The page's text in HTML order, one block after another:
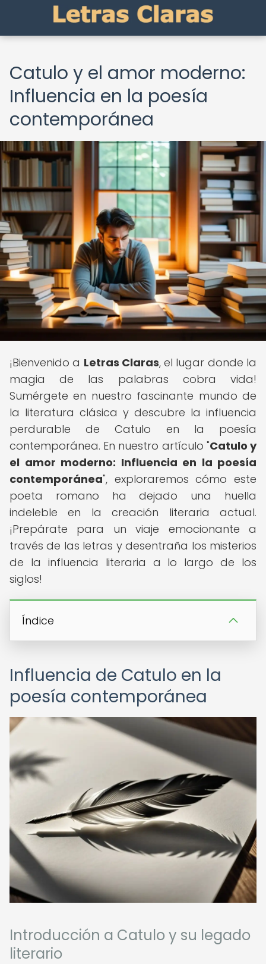
Catulo y el amor moderno:
Influencia en la poesía
contemporánea
¡Bienvenido a Letras Claras, el lugar donde la
magia de las palabras cobra vida!
Sumérgete en nuestro fascinante mundo de
la literatura clásica y descubre la influencia
perdurable de Catulo en la poesía
contemporánea. En nuestro artículo "Catulo y
el amor moderno: Influencia en la poesía
contemporánea", exploraremos cómo este
poeta romano ha dejado una huella
indeleble en la creación literaria actual.
¡Prepárate para un viaje emocionante a
través de las letras y desentraña los misterios
de la influencia literaria a lo largo de los
siglos!
Índice
Influencia de Catulo en la
poesía contemporánea
Introducción a Catulo y su legado
literario